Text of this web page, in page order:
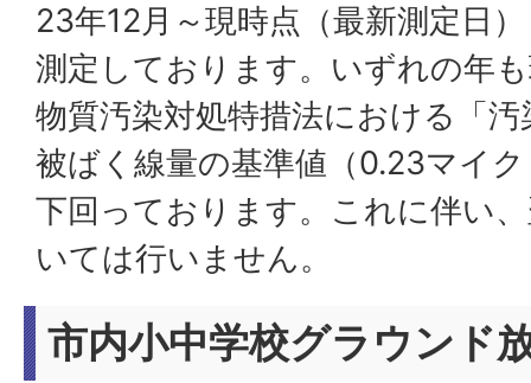
23年12月～現時点（最新測定日
測定しております。いずれの年
物質汚染対処特措法における「
被ばく線量の基準値（0.23マイ
下回っております。これに伴い
いては行いません。
市内小中学校グラウンド